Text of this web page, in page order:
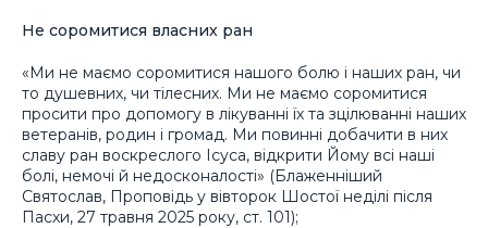
Не соромитися власних ран
«Ми не маємо соромитися нашого болю і наших ран, чи
то душевних, чи тілесних. Ми не маємо соромитися
просити про допомогу в лікуванні їх та зцілюванні наших
ветеранів, родин і громад. Ми повинні добачити в них
славу ран воскреслого Ісуса, відкрити Йому всі наші
болі, немочі й недосконалості» (Блаженніший
Святослав, Проповідь у вівторок Шостої неділі після
Пасхи, 27 травня 2025 року, ст. 101);